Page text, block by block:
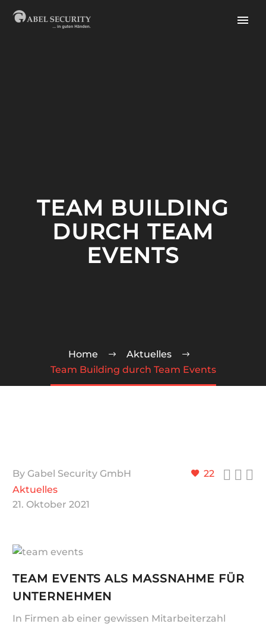
TEAM BUILDING
DURCH TEAM
EVENTS
Home
Aktuelles
Team Building durch Team Events
22   
By Gabel Security GmbH
Aktuelles
21. Oktober 2021
TEAM EVENTS ALS MASSNAHME FÜR U
NTERNEHMEN
In Firmen ab einer gewissen Mitarbeiterzahl